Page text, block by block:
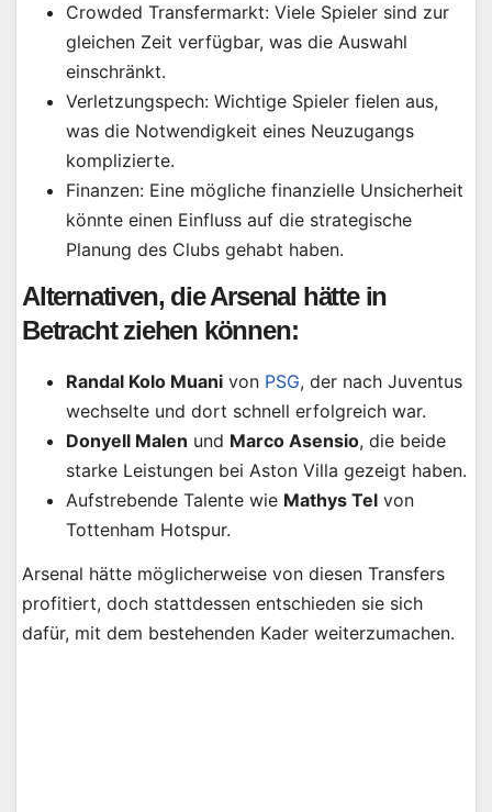
Crowded Transfermarkt: Viele Spieler sind zur
gleichen Zeit verfügbar, was die Auswahl
einschränkt.
Verletzungspech: Wichtige Spieler fielen aus,
was die Notwendigkeit eines Neuzugangs
komplizierte.
Finanzen: Eine mögliche finanzielle Unsicherheit
könnte einen Einfluss auf die strategische
Planung des Clubs gehabt haben.
Alternativen, die Arsenal hätte in
Betracht ziehen können:
Randal Kolo Muani von PSG, der nach Juventus
wechselte und dort schnell erfolgreich war.
Donyell Malen und Marco Asensio, die beide
starke Leistungen bei Aston Villa gezeigt haben.
Aufstrebende Talente wie Mathys Tel von
Tottenham Hotspur.
Arsenal hätte möglicherweise von diesen Transfers
profitiert, doch stattdessen entschieden sie sich
dafür, mit dem bestehenden Kader weiterzumachen.